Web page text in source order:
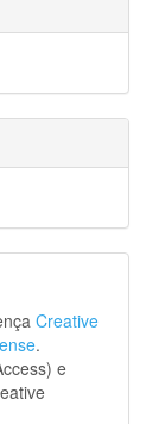
Creative
.
e